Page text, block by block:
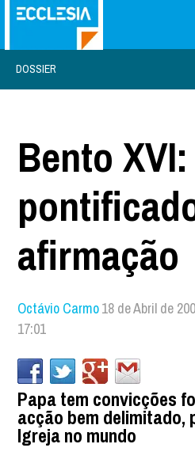
DOSSIER
Bento XVI:
afirmação
Octávio Carmo18 de Abril de
17:01
Papa tem convicções
acção bem delimitado,
Igreja no mundo